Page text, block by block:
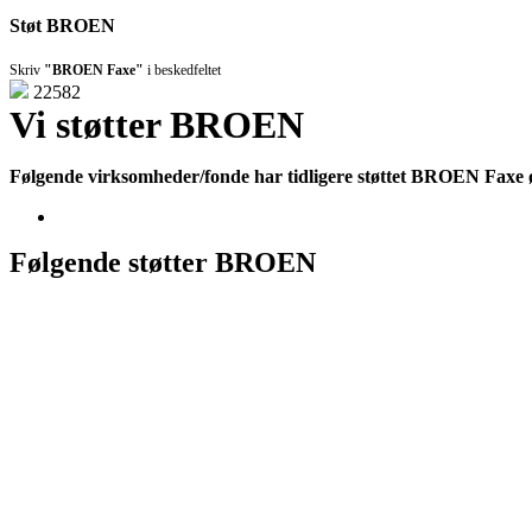
Støt BROEN
Skriv "BROEN Faxe" i beskedfeltet
22582
Vi støtter BROEN
Følgende virksomheder/fonde har tidligere støttet BROEN Faxe
Følgende støtter BROEN